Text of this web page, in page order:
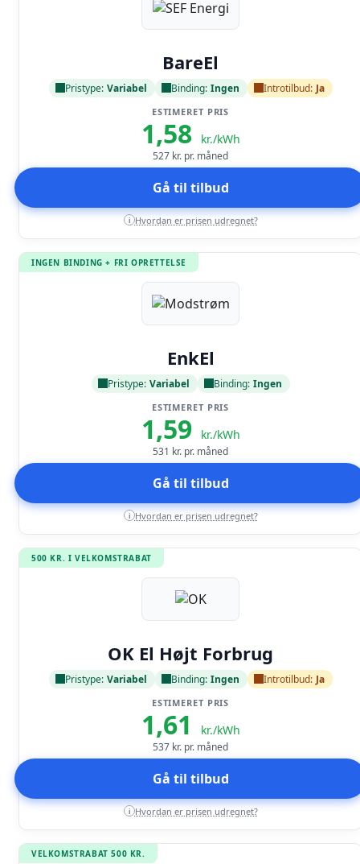
BareEl
Pristype: Variabel Binding: Ingen Introtilbud: Ja
ESTIMERET PRIS
1,58 kr./kWh
527 kr. pr. måned
Gå til tilbud
i Hvordan er prisen udregnet?
INGEN BINDING + FRI OPRETTELSE
EnkEl
Pristype: Variabel Binding: Ingen
ESTIMERET PRIS
1,59 kr./kWh
531 kr. pr. måned
Gå til tilbud
i Hvordan er prisen udregnet?
500 KR. I VELKOMSTRABAT
OK El Højt Forbrug
Pristype: Variabel Binding: Ingen Introtilbud: Ja
ESTIMERET PRIS
1,61 kr./kWh
537 kr. pr. måned
Gå til tilbud
i Hvordan er prisen udregnet?
VELKOMSTRABAT 500 KR.